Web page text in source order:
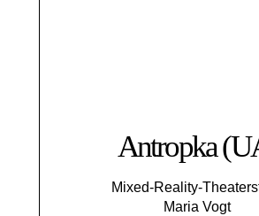
Antropka
Mixed-Reality-
Maria Vogt